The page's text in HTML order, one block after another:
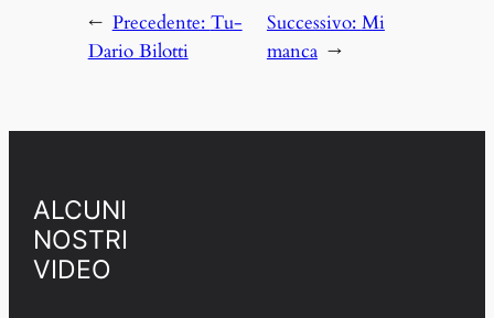
← Precedente: Tu-
Dario Bilotti
Successivo: Mi
manca →
ALCUNI
NOSTRI
VIDEO